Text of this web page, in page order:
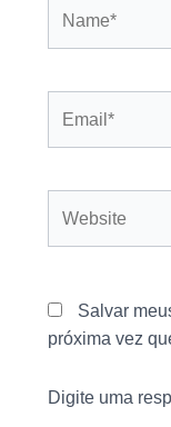
Salvar
próxima vez
Digite uma